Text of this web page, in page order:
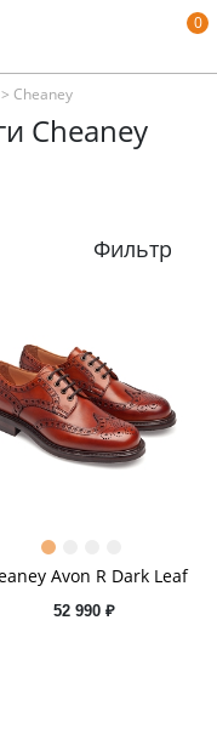
0
> Cheaney
Cheaney
Фильтр
Avon R Dark Leaf
52 990 ₽